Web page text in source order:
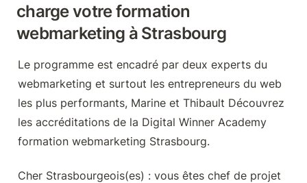
charge votre formation
webmarketing à Strasbourg
Le programme est encadré par deux experts du
webmarketing et surtout les entrepreneurs du web
les plus performants, Marine et Thibault Découvrez
les accréditations de la Digital Winner Academy
formation webmarketing Strasbourg.
Cher Strasbourgeois(es) : vous êtes chef de projet